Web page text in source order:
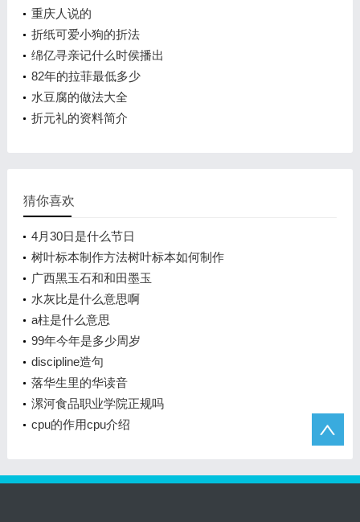
重庆人说的
折纸可爱小狗的折法
绵亿寻亲记什么时侯播出
82年的拉菲最低多少
水豆腐的做法大全
折元礼的资料简介
猜你喜欢
4月30日是什么节日
树叶标本制作方法树叶标本如何制作
广西黑玉石和和田墨玉
水灰比是什么意思啊
a柱是什么意思
99年今年是多少周岁
discipline造句
落华生里的华读音
漯河食品职业学院正规吗
cpu的作用cpu介绍